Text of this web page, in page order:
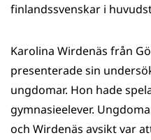
finlandssvenskar i
Karolina Wirdenäs från
presenterade sin
ungdomar. Hon hade
gymnasieelever.
och Wirdenäs avsikt var